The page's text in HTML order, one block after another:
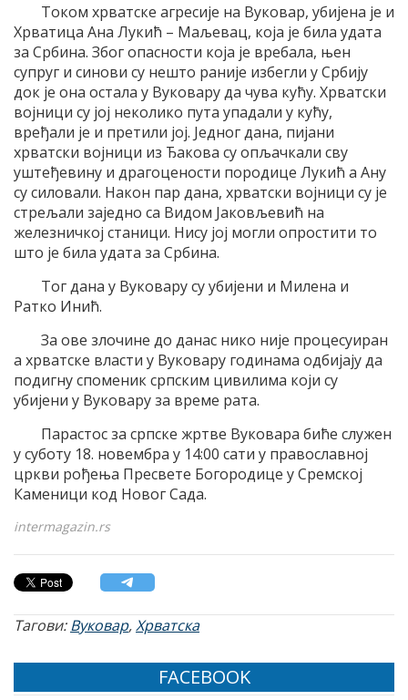
Током хрватске агресије на Вуковар, убијена је и
Хрватица Ана Лукић – Маљевац, која је била удата
за Србина. Због опасности која је вребала, њен
супруг и синови су нешто раније избегли у Србију
док је она остала у Вуковару да чува кућу. Хрватски
војници су јој неколико пута упадали у кућу,
вређали је и претили јој. Једног дана, пијани
хрватски војници из Ђакова су опљачкали сву
уштеђевину и драгоцености породице Лукић а Ану
су силовали. Након пар дана, хрватски војници су је
стрељали заједно са Видом Јаковљевић на
железничкој станици. Нису јој могли опростити то
што је била удата за Србина.
Тог дана у Вуковару су убијени и Милена и
Ратко Инић.
За ове злочине до данас нико није процесуиран
а хрватске власти у Вуковару годинама одбијају да
подигну споменик српским цивилима који су
убијени у Вуковару за време рата.
Парастос за српске жртве Вуковара биће служен
у суботу 18. новембра у 14:00 сати у православној
цркви рођења Пресвете Богородице у Сремској
Каменици код Новог Сада.
intermagazin.rs
Тагови:Вуковар,Хрватска
FACEBOOK